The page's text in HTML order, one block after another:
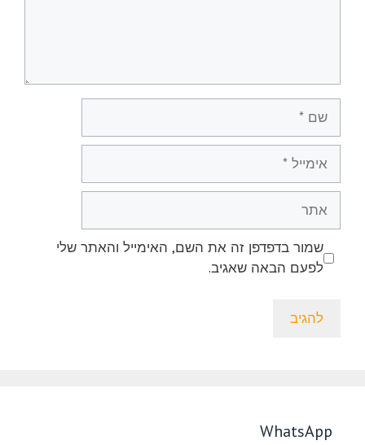
שמור בדפדפן זה את השם, האימייל והאתר שלי
לפעם הבאה שאגיב.
WhatsApp